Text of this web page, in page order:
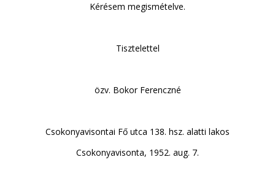
Kérésem megismételve.
Tisztelettel
özv. Bokor Ferenczné
Csokonyavisontai Fő utca 138. hsz. alatti lakos
Csokonyavisonta, 1952. aug. 7.